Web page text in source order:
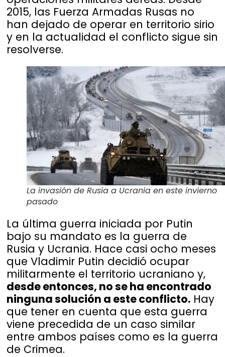
2015, las Fuerza Armadas Rusas no
han dejado de operar en territorio sirio
y en la actualidad el conflicto sigue sin
resolverse.
La invasión de Rusia a Ucrania en este invierno
pasado
La última guerra iniciada por Putin
bajo su mandato es la guerra de
Rusia y Ucrania. Hace casi ocho meses
que Vladimir Putin decidió ocupar
militarmente el territorio ucraniano y,
desde entonces, no se ha encontrado
ninguna solución a este conflicto. Hay
que tener en cuenta que esta guerra
viene precedida de un caso similar
entre ambos países como es la guerra
de Crimea.